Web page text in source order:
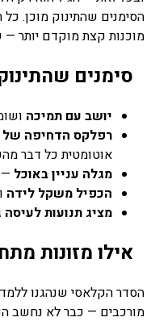
הסימנים שהתינוק מוכן. כל
מוכנות קצת מוקדם יותר
סימנים
יושב עם תמיכה
רפלקס הדחיפה של
אוטומטית כל דבר
מגלה עניין באוכל
הכפיל משקל לידה
מציג תנועות לעיסה
אילו מזונות
הסדר הקלאסי שנהגנו ללמד
מורכבים — כבר לא נחשב